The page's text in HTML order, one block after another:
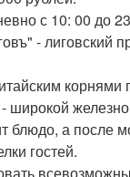
с 10: 00 до
- лиговский
корнями
- широкой
блюдо, а после
гостей.